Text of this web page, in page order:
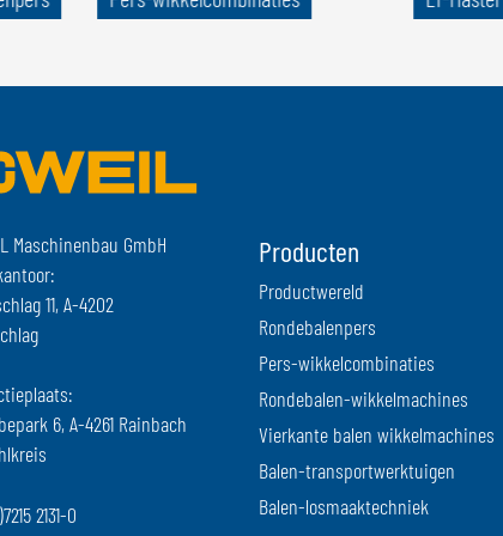
Maschinenbau GmbH
11, A-4202
6, A-4261 Rainbach
2131-0
Producten
Productwereld
Rondebalenpers
Pers-wikkelcombinaties
Rondebalen-wikkelmachines
Vierkante balen wikkelmachines
Balen-transportwerktuigen
Balen-losmaaktechniek